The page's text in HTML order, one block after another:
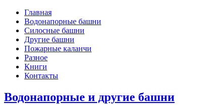
Главная
Водонапорные башни
Силосные башни
Другие башни
Пожарные каланчи
Разное
Книги
Контакты
Водонапорные и другие башни